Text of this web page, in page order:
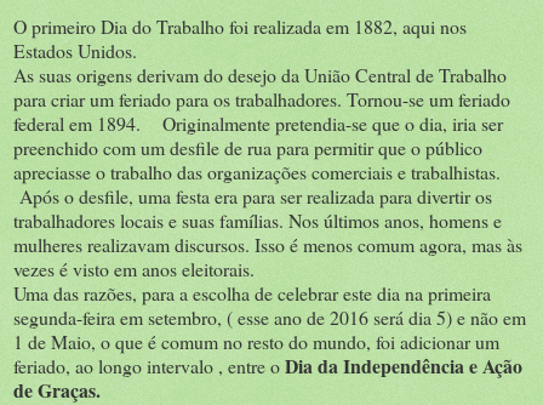
O primeiro Dia do Trabalho foi realizada em 1882, aqui nos
Estados Unidos.
As suas origens derivam do desejo da União Central de Trabalho
para criar um feriado para os trabalhadores. Tornou-se um feriado
federal em 1894. Originalmente pretendia-se que o dia, iria ser
preenchido com um desfile de rua para permitir que o público
apreciasse o trabalho das organizações comerciais e trabalhistas.
Após o desfile, uma festa era para ser realizada para divertir os
trabalhadores locais e suas famílias. Nos últimos anos, homens e
mulheres realizavam discursos. Isso é menos comum agora, mas às
vezes é visto em anos eleitorais.
Uma das razões, para a escolha de celebrar este dia na primeira
segunda-feira em setembro, ( esse ano de 2016 será dia 5) e não em
1 de Maio, o que é comum no resto do mundo, foi adicionar um
feriado, ao longo intervalo , entre oDia da Independência e Ação
de Graças.